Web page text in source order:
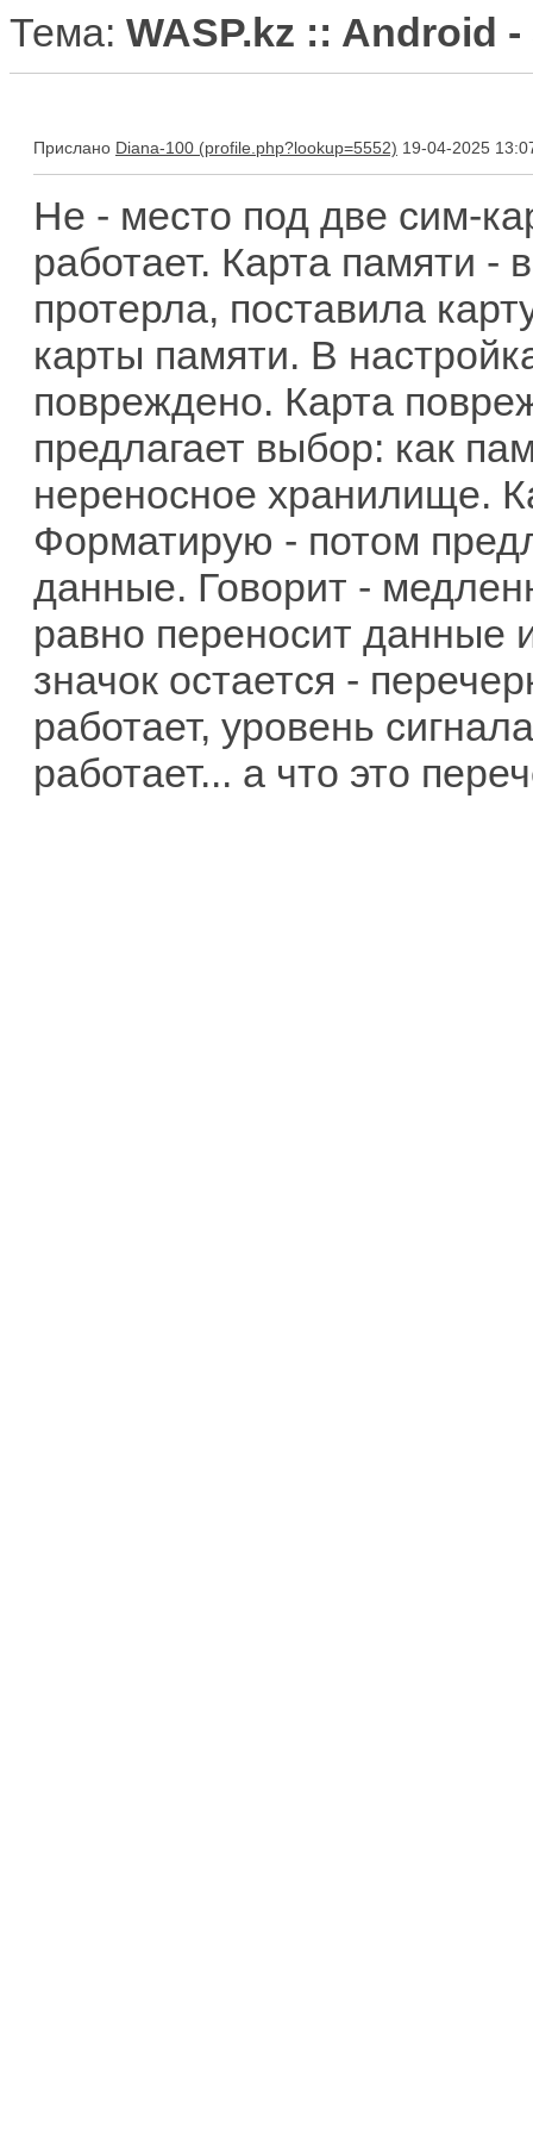
Тема: WASP.kz :: Android
Прислано Diana-100 19-04-2025
Не - место под две сим-
работает. Карта памяти
протерла, поставила
карты памяти. В
повреждено. Карта
предлагает выбор: как
нереносное хранилище.
Форматирую - потом
данные. Говорит -
равно переносит данные
значок остается -
работает, уровень
работает... а что это